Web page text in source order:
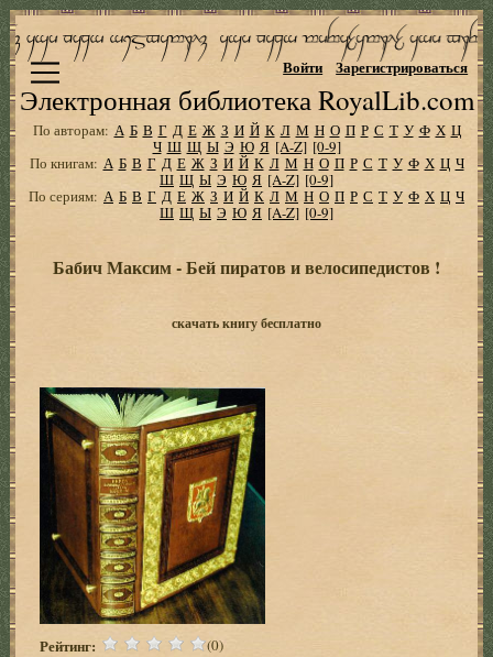
Электронная библиотека RoyalLib.com
Войти Зарегистрироваться
По авторам: А Б В Г Д Е Ж З И Й К Л М Н О П Р С Т У Ф Х Ц
Ч Ш Щ Ы Э Ю Я [A-Z] [0-9]
По книгам: А Б В Г Д Е Ж З И Й К Л М Н О П Р С Т У Ф Х Ц Ч
Ш Щ Ы Э Ю Я [A-Z] [0-9]
По сериям: А Б В Г Д Е Ж З И Й К Л М Н О П Р С Т У Ф Х Ц Ч
Ш Щ Ы Э Ю Я [A-Z] [0-9]
Бабич Максим - Бей пиратов и велосипедистов !
скачать книгу бесплатно
Рейтинг: (0)